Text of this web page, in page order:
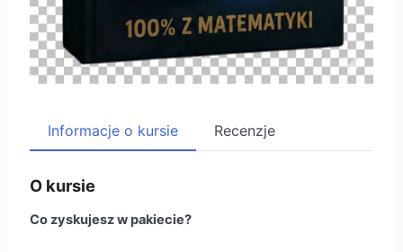
Informacje o kursie Recenzje
O kursie
Co zyskujesz w pakiecie?